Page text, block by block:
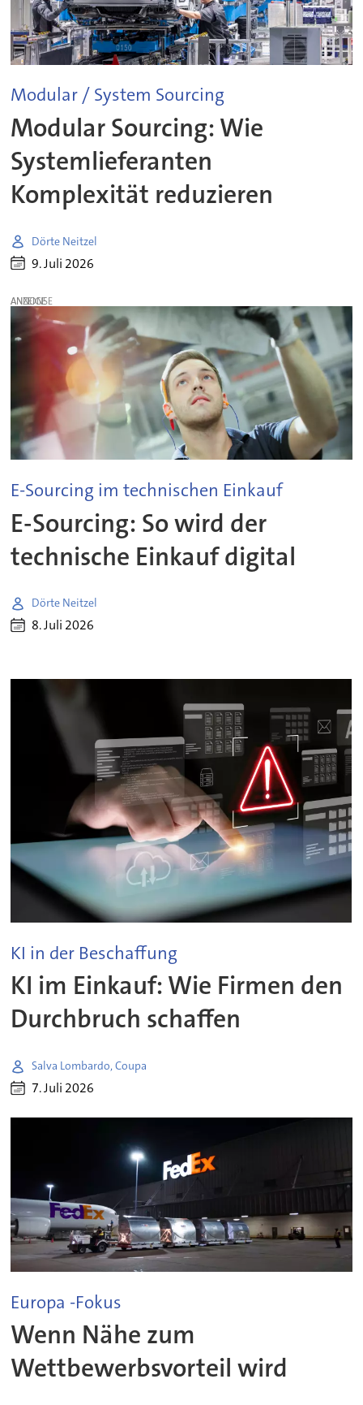
Modular / System Sourcing
Modular Sourcing: Wie
Systemlieferanten
Komplexität reduzieren
Dörte Neitzel
9. Juli 2026
ANZEIGE
E-Sourcing im technischen Einkauf
E-Sourcing: So wird der
technische Einkauf digital
Dörte Neitzel
8. Juli 2026
KI in der Beschaffung
KI im Einkauf: Wie Firmen den
Durchbruch schaffen
Salva Lombardo, Coupa
7. Juli 2026
Europa -Fokus
Wenn Nähe zum
Wettbewerbsvorteil wird